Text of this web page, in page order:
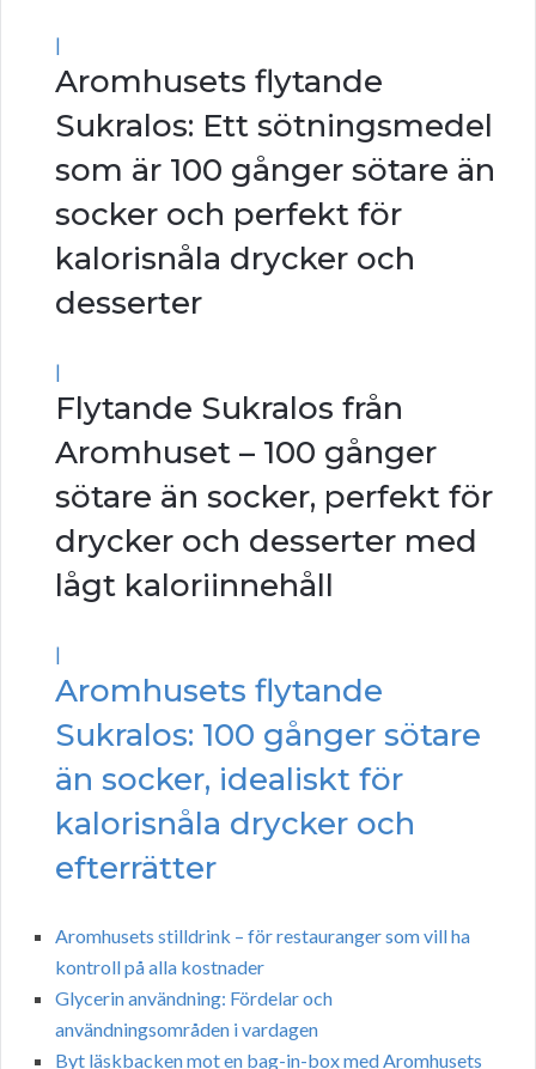
|
Aromhusets flytande
Sukralos: Ett sötningsmedel
som är 100 gånger sötare än
socker och perfekt för
kalorisnåla drycker och
desserter
|
Flytande Sukralos från
Aromhuset – 100 gånger
sötare än socker, perfekt för
drycker och desserter med
lågt kaloriinnehåll
|
Aromhusets flytande
Sukralos: 100 gånger sötare
än socker, idealiskt för
kalorisnåla drycker och
efterrätter
Aromhusets stilldrink – för restauranger som vill ha
kontroll på alla kostnader
Glycerin användning: Fördelar och
användningsområden i vardagen
Byt läskbacken mot en bag-in-box med Aromhusets